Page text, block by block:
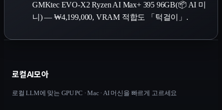
GMKtec EVO-X2 Ryzen AI Max+ 395 96GB(📦 AI 미
니) — ₩4,199,000, VRAM 적합도 「턱걸이」.
로컬AI모아
로컬 LLM에 맞는 GPU PC · Mac · AI 머신을 빠르게 고르세요